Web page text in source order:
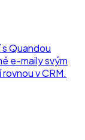
Quandou
e-maily svým
v CRM.